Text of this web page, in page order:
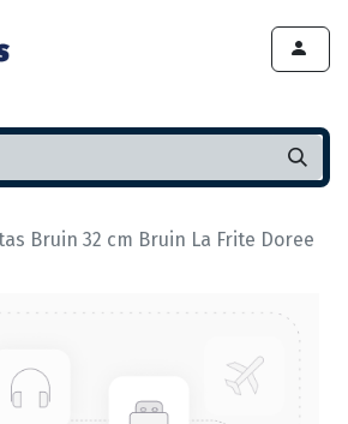
Bruin 32 cm Bruin La Frite Doree